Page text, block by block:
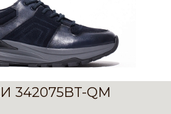
342075BT-QM